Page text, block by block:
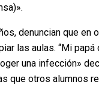
denuncian que en
las aulas. “Mi
una infección»
que otros alumnos